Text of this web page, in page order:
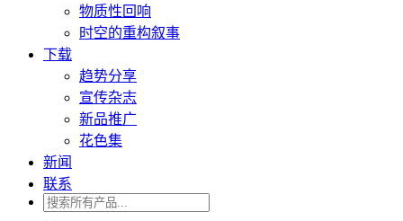
物质性回响
时空的重构叙事
下载
趋势分享
宣传杂志
新品推广
花色集
新闻
联系